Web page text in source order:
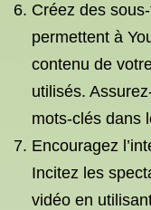
Créez des
permettent à
contenu de
utilisés.
mots-clés dans
Encouragez
Incitez les
vidéo en